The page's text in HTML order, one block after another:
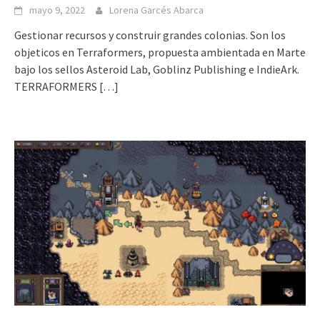
mayo 9, 2022 Lorena Garcés Abarca
Gestionar recursos y construir grandes colonias. Son los
objeticos en Terraformers, propuesta ambientada en Marte
bajo los sellos Asteroid Lab, Goblinz Publishing e IndieArk.
TERRAFORMERS […]